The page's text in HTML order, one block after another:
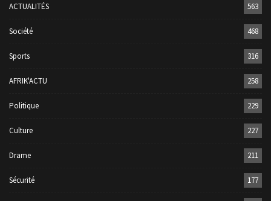
ACTUALITÉS 563
Société 468
Sports 316
AFRIK'ACTU 258
Politique 229
Culture 227
Drame 211
Sécurité 177